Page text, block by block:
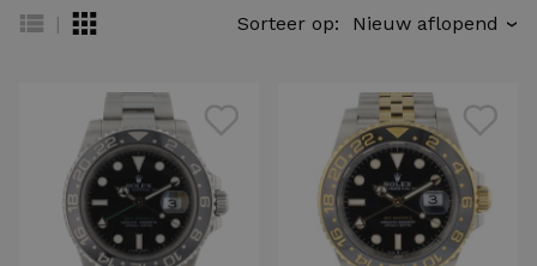
| Sorteer op: ›